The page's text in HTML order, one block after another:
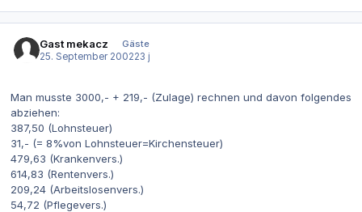
Gast mekacz
Gäste
25. September 200223 j
Man musste 3000,- + 219,- (Zulage) rechnen und davon folgendes
abziehen:
387,50 (Lohnsteuer)
31,- (= 8%von Lohnsteuer=Kirchensteuer)
479,63 (Krankenvers.)
614,83 (Rentenvers.)
209,24 (Arbeitslosenvers.)
54,72 (Pflegevers.)